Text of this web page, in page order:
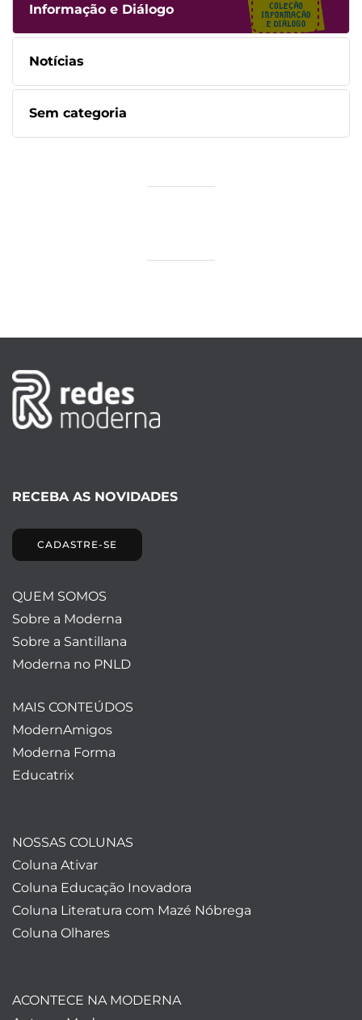
Informação e Diálogo
Notícias
Sem categoria
RECEBA AS NOVIDADES
CADASTRE-SE
QUEM SOMOS
Sobre a Moderna
Sobre a Santillana
Moderna no PNLD
MAIS CONTEÚDOS
ModernAmigos
Moderna Forma
Educatrix
NOSSAS COLUNAS
Coluna Ativar
Coluna Educação Inovadora
Coluna Literatura com Mazé Nóbrega
Coluna Olhares
ACONTECE NA MODERNA